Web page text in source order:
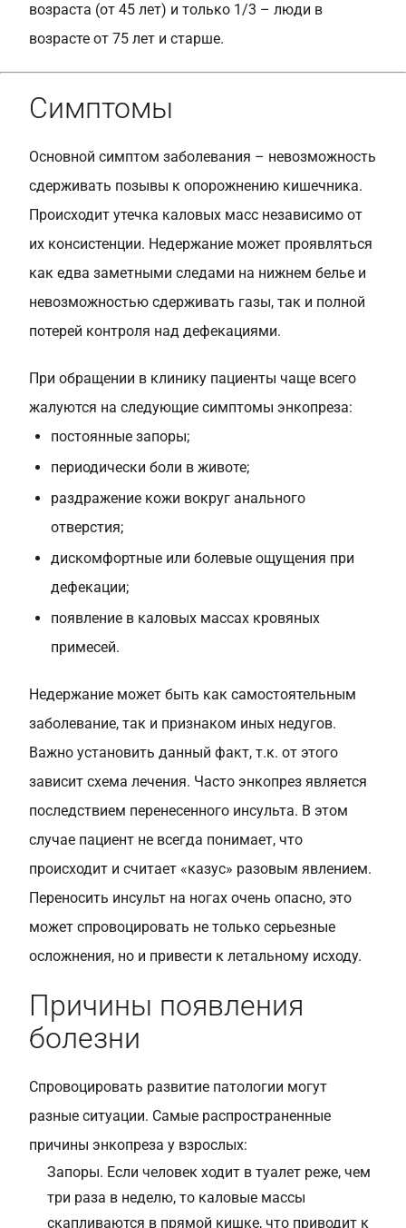
возраста (от 45 лет) и только 1/3 – люди в
возрасте от 75 лет и старше.
Симптомы
Основной симптом заболевания – невозможность
сдерживать позывы к опорожнению кишечника.
Происходит утечка каловых масс независимо от
их консистенции. Недержание может проявляться
как едва заметными следами на нижнем белье и
невозможностью сдерживать газы, так и полной
потерей контроля над дефекациями.
При обращении в клинику пациенты чаще всего
жалуются на следующие симптомы энкопреза:
постоянные запоры;
периодически боли в животе;
раздражение кожи вокруг анального
отверстия;
дискомфортные или болевые ощущения при
дефекации;
появление в каловых массах кровяных
примесей.
Недержание может быть как самостоятельным
заболевание, так и признаком иных недугов.
Важно установить данный факт, т.к. от этого
зависит схема лечения. Часто энкопрез является
последствием перенесенного инсульта. В этом
случае пациент не всегда понимает, что
происходит и считает «казус» разовым явлением.
Переносить инсульт на ногах очень опасно, это
может спровоцировать не только серьезные
осложнения, но и привести к летальному исходу.
Причины появления
болезни
Спровоцировать развитие патологии могут
разные ситуации. Самые распространенные
причины энкопреза у взрослых:
Запоры. Если человек ходит в туалет реже, чем
три раза в неделю, то каловые массы
скапливаются в прямой кишке, что приводит к